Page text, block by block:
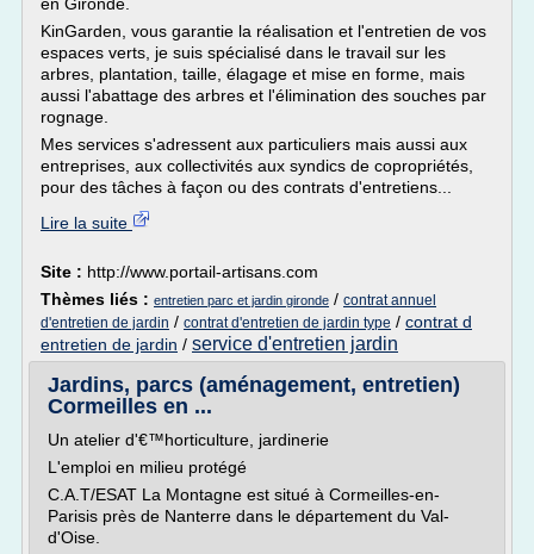
KinGarden, vous garantie la réalisation et l'entretien de vos
espaces verts, je suis spécialisé dans le travail sur les
arbres, plantation, taille, élagage et mise en forme, mais
aussi l'abattage des arbres et l'élimination des souches par
rognage.
Mes services s'adressent aux particuliers mais aussi aux
entreprises, aux collectivités aux syndics de copropriétés,
pour des tâches à façon ou des contrats d'entretiens...
Lire la suite
Site : http://www.portail-artisans.com
Thèmes liés : entretien parc et jardin gironde / contrat annuel
d'entretien de jardin / contrat d'entretien de jardin type / contrat d
entretien de jardin / service d'entretien jardin
Jardins, parcs (aménagement, entretien)
Cormeilles en ...
Un atelier d'€™horticulture, jardinerie
L'emploi en milieu protégé
C.A.T/ESAT La Montagne est situé à Cormeilles-en-
Parisis près de Nanterre dans le département du Val-
d'Oise.